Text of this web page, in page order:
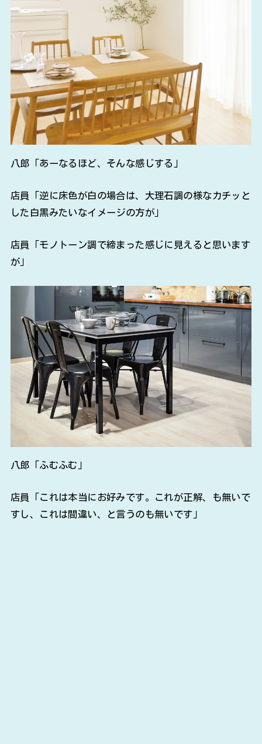
八郎「あーなるほど、そんな感じする」
店員「逆に床色が白の場合は、大理石調の様なカチッと
した白黒みたいなイメージの方が」
店員「モノトーン調で締まった感じに見えると思います
が」
八郎「ふむふむ」
店員「これは本当にお好みです。これが正解、も無いで
すし、これは間違い、と言うのも無いです」